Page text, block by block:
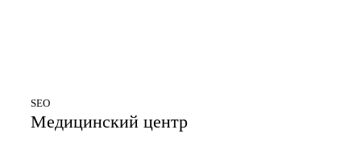
SEO
Медицинский центр